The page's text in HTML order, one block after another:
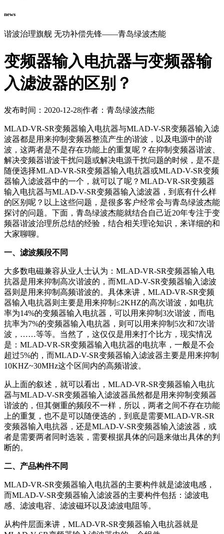
news
谐波治理旗舰 无功补偿先锋——青岛绿波杰能
变频器输入电抗器与变频器输
入滤波器的区别？
发布时间：2020-12-28|作者：青岛绿波杰能
MLAD-VR-SR变频器输入电抗器与MLAD-V-SR变频器输入滤
波器都是用来抑制变频器整流产生的谐波，以及电源中的谐
波，这两者是不是存在功能上的重复呢？在抑制变频器谐波、
解决变频器谐波干扰问题或解决电源干扰问题的时候，是不是
随便选择MLAD-VR-SR变频器输入电抗器或MLAD-V-SR变频
器输入滤波器中的一个，就可以了呢？ MLAD-VR-SR变频器
输入电抗器与MLAD-V-SR变频器输入滤波器，到底有什么样
的区别呢？以上这些问题，是很多客户经常会与青岛绿波杰能
探讨的问题。下面，青岛绿波杰能就结合自己近20年专注于变
频器谐波治理所总结的经验，结合相关理论知识，来详细的和
大家聊聊。
一、滤波频段不同
大多数电磁兼容从业人士认为： MLAD-VR-SR变频器输入电
抗器是用来抑制高次谐波的 ，而MLAD-V-SR变频器输入滤波
器则是用来抑制高频谐波的。具体来讲，MLAD-VR-SR变频
器输入电抗器则主要是用来抑制≤2KHZ的高次谐波，如电抗
率为14%的变频器输入电抗器，可以用来抑制3次谐波，而电
抗率为7%的变频器输入电抗器，则可以用来抑制5次和7次谐
波，……等等。当然了，这仅仅是用来打个比方，现实情况
是：MLAD-VR-SR变频器输入电抗器的电抗率，一般是不会
超过5%的，而MLAD-V-SR变频器输入滤波器主要是用来抑制
10KHZ~30MHz这个区间内的高频谐波。
从上面的叙述，就可以看出，MLAD-VR-SR变频器输入电抗
器与MLAD-V-SR变频器输入滤波器虽然都是用来抑制变频器
谐波的，但其侧重的频段不一样，所以，两者之间不存在功能
上的重复，也不是可以随便选的，到底是需要MLAD-VR-SR
变频器输入电抗器 ，还是MLAD-V-SR变频器输入滤波器 ，或
者是需要两者同时选装，需要根据具体的问题来做出具体的判
断的。
二、产品构件不同
MLAD-VR-SR变频器输入电抗器的主要构件就是滤波电感 ，
而MLAD-V-SR变频器输入滤波器的主要构件包括：滤波电
感、滤波电容、滤波磁环以及滤波电阻等。
从构件层面来讲，MLAD-VR-SR变频器输入电抗器就是